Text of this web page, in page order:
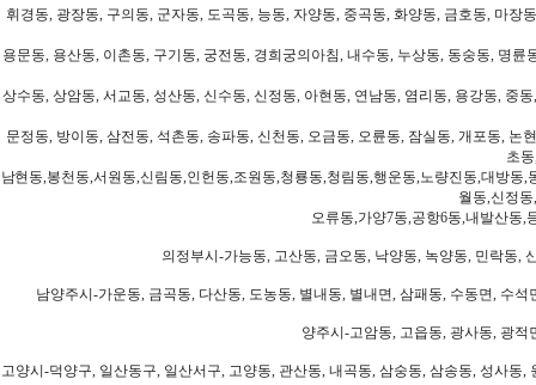
휘경동, 광장동, 구의동, 군자동, 도곡동, 능동, 자양동, 중곡동, 화양동, 금호동, 마
용문동, 용산동, 이촌동, 구기동, 궁전동, 경희궁의아침, 내수동, 누상동, 동숭동, 명
상수동, 상암동, 서교동, 성산동, 신수동, 신정동, 아현동, 연남동, 염리동, 용강동, 중
문정동, 방이동, 삼전동, 석촌동, 송파동, 신천동, 오금동, 오륜동, 잠실동, 개포동,
초
남현동,봉천동,서원동,신림동,인헌동,조원동,청룡동,청림동,행운동,노량진동,대방
월동,신정
오류동,가양7동,공항6동,내발산동,
의정부시-가능동, 고산동, 금오동, 낙양동, 녹양동, 민락동,
남양주시-가운동, 금곡동, 다산동, 도농동, 별내동, 별내면, 삼패동, 수동면, 수
양주시-고암동, 고읍동, 광사동, 광
고양시-덕양구, 일산동구, 일산서구, 고양동, 관산동, 내곡동, 삼숭동, 삼송동, 성사